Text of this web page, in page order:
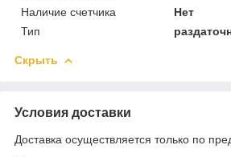
Наличие счетчика
Нет
Тип
Скрыть
Условия доставки
Доставка осуществляется только по